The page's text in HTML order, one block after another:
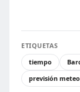
ETIQUETAS
tiempo
previsión